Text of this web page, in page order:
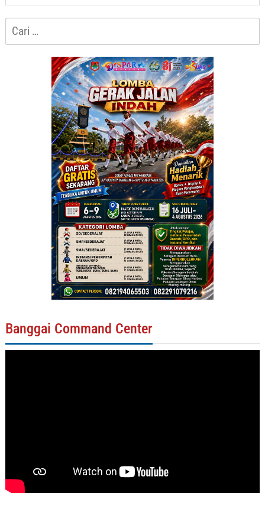
Cari
untuk:
Banggai Command Center